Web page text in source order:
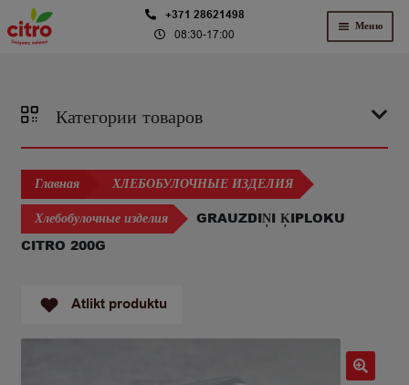
Перейти
Перейти
+371 28621498
08:30-17:00
Меню
Категории товаров
Главная
ХЛЕБОБУЛОЧНЫЕ ИЗДЕЛИЯ
Хлебобулочные изделия
GRAUZDIŅI ĶIPLOKU
CITRO 200G
Atlikt produktu